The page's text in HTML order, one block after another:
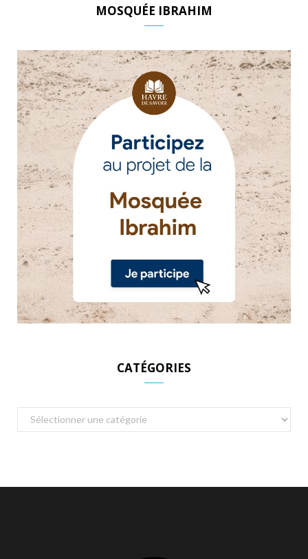
MOSQUÉE IBRAHIM
CATÉGORIES
Catégories